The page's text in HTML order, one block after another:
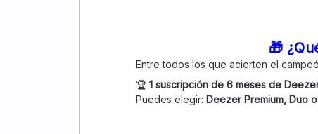
🎁
Entre todos los que acierten el
🏆 1 suscripción de 6 meses de
Puedes elegir: Deezer Premium, Duo